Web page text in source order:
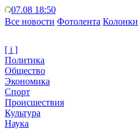
07.08 18:50
Все новости Фотолента Колонки
[ i ]
Политика
Общество
Экономика
Спорт
Происшествия
Культура
Наука